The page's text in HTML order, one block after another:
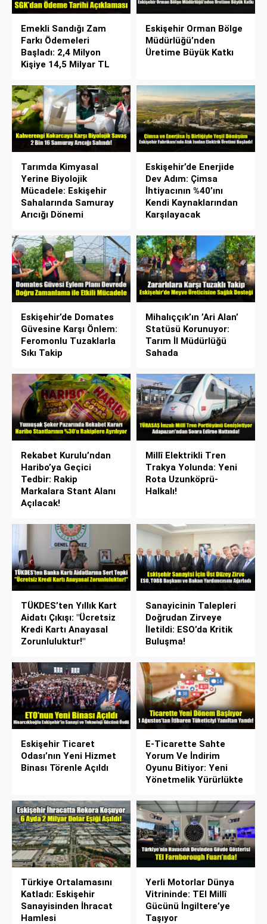
Emekli Sandığı Zam
Farkı Ödemeleri
Başladı: 2,4 Milyon
Kişiye 14,5 Milyar TL
Eskişehir Orman Bölge
Müdürlüğü’nden
Üretime Büyük Katkı
Tarımda Kimyasal
Yerine Biyolojik
Mücadele: Eskişehir
Sahalarında Samuray
Arıcığı Dönemi
Eskişehir’de Enerjide
Dev Adım: Çimsa
İhtiyacının %40’ını
Kendi Kaynaklarından
Karşılayacak
Eskişehir’de Domates
Güvesine Karşı Önlem:
Feromonlu Tuzaklarla
Sıkı Takip
Mihalıççık’ın ’Ari Alan’
Statüsü Korunuyor:
Tarım İl Müdürlüğü
Sahada
Rekabet Kurulu’ndan
Haribo’ya Geçici
Tedbir: Rakip
Markalara Stant Alanı
Açılacak!
Millî Elektrikli Tren
Trakya Yolunda: Yeni
Rota Uzunköprü-
Halkalı!
TÜKDES’ten Yıllık Kart
Aidatı Çıkışı: "Ücretsiz
Kredi Kartı Anayasal
Zorunluluktur!"
Sanayicinin Talepleri
Doğrudan Zirveye
İletildi: ESO’da Kritik
Buluşma!
Eskişehir Ticaret
Odası’nın Yeni Hizmet
Binası Törenle Açıldı
E-Ticarette Sahte
Yorum Ve İndirim
Oyunu Bitiyor: Yeni
Yönetmelik Yürürlükte
Türkiye Ortalamasını
Katladı: Eskişehir
Sanayisinden İhracat
Hamlesi
Yerli Motorlar Dünya
Vitrininde: TEI Millî
Gücünü İngiltere’ye
Taşıyor